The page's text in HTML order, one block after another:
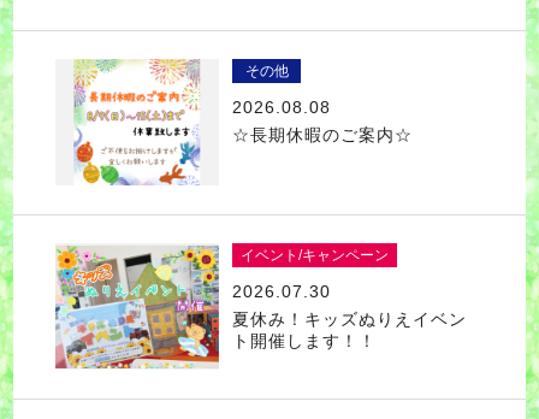
その他
2026.08.08
☆長期休暇のご案内☆
イベント/キャンペーン
2026.07.30
夏休み！キッズぬりえイベン
ト開催します！！